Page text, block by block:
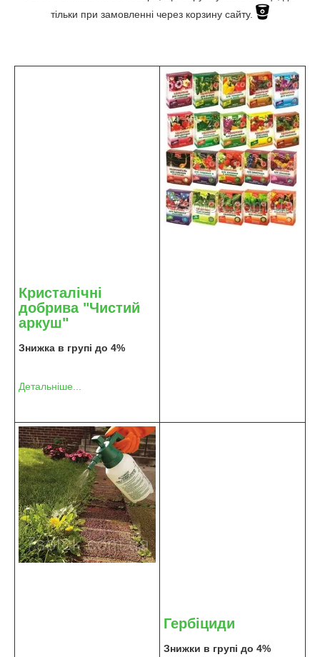
тільки при замовленні через корзину сайту.
Кристалічні
добрива "Чистий
аркуш"
Знижка в групі до 4%
Детальніше...
Гербіциди
Знижки в групі до 4%